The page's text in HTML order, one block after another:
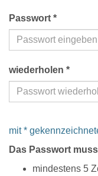
Passwort *
wiederholen *
mit *
Das Passwort muss
mindestens 5